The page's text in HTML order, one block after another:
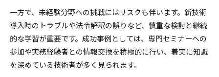
一方で、未経験分野への挑戦にはリスクも伴います。新技術
導入時のトラブルや法令解釈の誤りなど、慎重な検討と継続
的な学習が重要です。成功事例としては、専門セミナーへの
参加や実務経験者との情報交換を積極的に行い、着実に知識
を深めている技術者が多く見られます。